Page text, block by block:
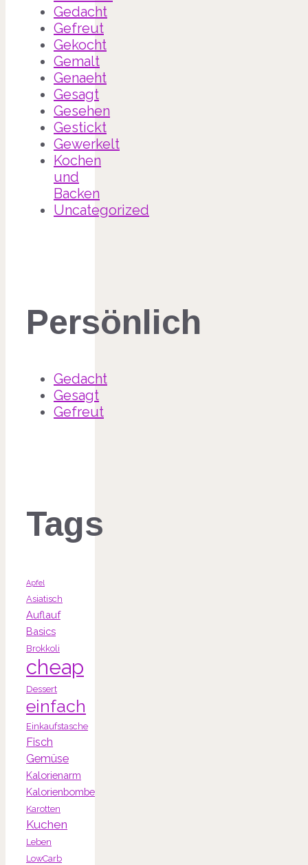
Gedacht
Gefreut
Gekocht
Gemalt
Genaeht
Gesagt
Gesehen
Gestickt
Gewerkelt
Kochen
und
Backen
Uncategorized
Persönlich
Gedacht
Gesagt
Gefreut
Tags
Apfel
Asiatisch
Auflauf
Basics
Brokkoli
cheap
Dessert
einfach
Einkaufstasche
Fisch
Gemüse
Kalorienarm
Kalorienbombe
Karotten
Kuchen
Leben
LowCarb